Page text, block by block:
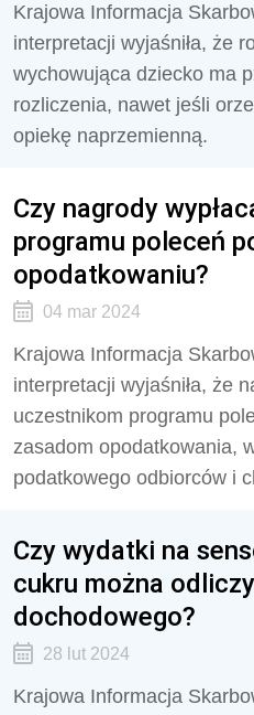
Krajowa Informacja
interpretacji wyjaśniła, że
wychowująca dziecko ma
rozliczenia, nawet jeśli
opiekę naprzemienną.
Czy nagrody
programu poleceń
opodatkowaniu?
04 mar 2024
Krajowa Informacja
interpretacji wyjaśniła, że
uczestnikom programu
zasadom opodatkowania,
podatkowego odbiorców i
Czy wydatki na
cukru można
dochodowego?
28 lut 2024
Krajowa Informacja